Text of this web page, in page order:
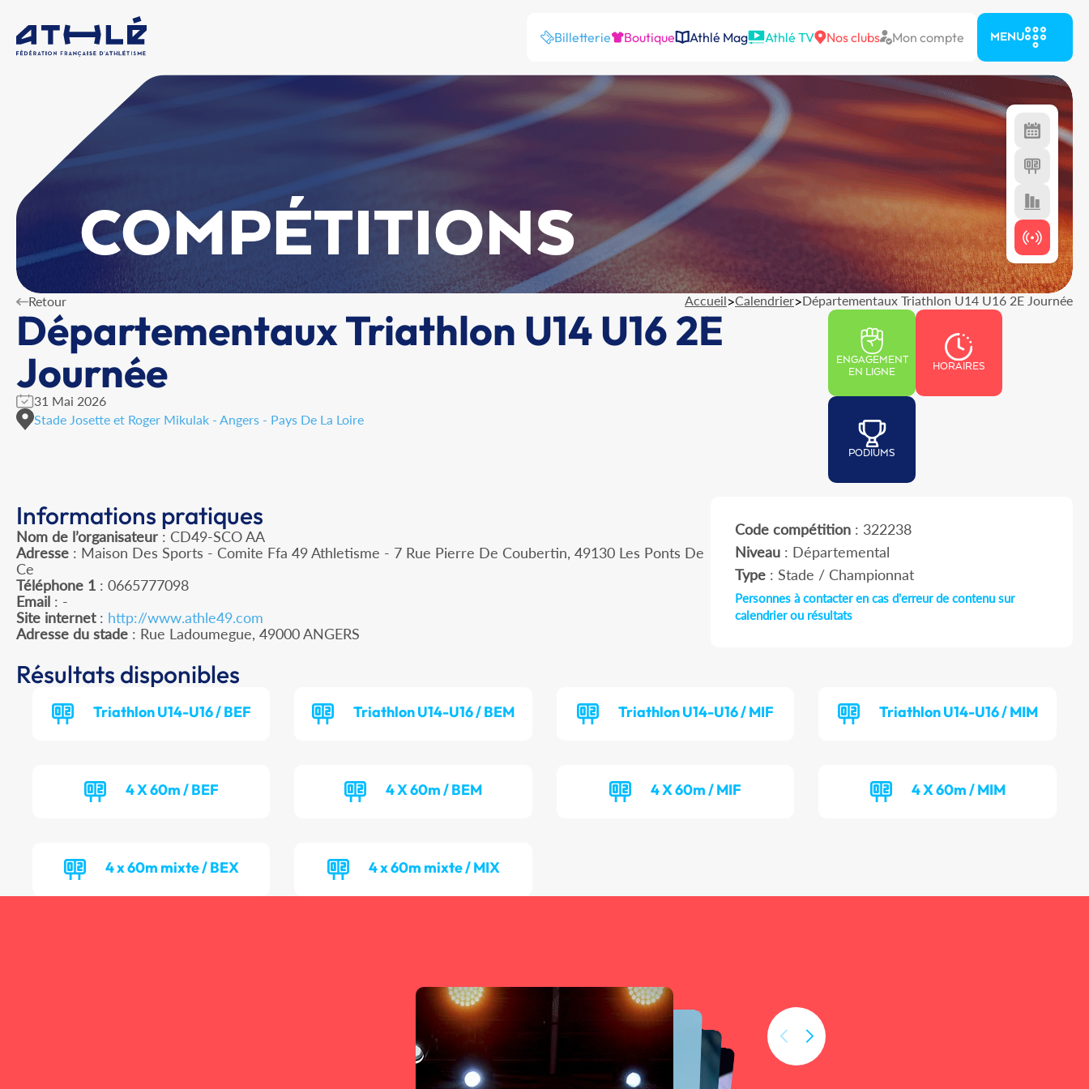
Billetterie Boutique Athlé Mag Athlé TV Nos clubs Mon compte MENU
COMPÉTITIONS
Retour Accueil>Calendrier>Départementaux Triathlon U14 U16 2E Journée
Départementaux Triathlon U14 U16 2E
Journée
31 Mai 2026
Stade Josette et Roger Mikulak - Angers - Pays De La Loire
ENGAGEMENT
EN LIGNE
HORAIRES
PODIUMS
Informations pratiques
Nom de l’organisateur : CD49-SCO AA
Adresse : Maison Des Sports - Comite Ffa 49 Athletisme - 7 Rue Pierre De Coubertin, 49130 Les Ponts De
Ce
Téléphone 1 : 0665777098
Email : -
Site internet: http://www.athle49.com
Adresse du stade : Rue Ladoumegue, 49000 ANGERS
Code compétition : 322238
Niveau : Départemental
Type : Stade / Championnat
Personnes à contacter en cas d'erreur de contenu sur
calendrier ou résultats
Résultats disponibles
Triathlon U14-U16 / BEF Triathlon U14-U16 / BEM Triathlon U14-U16 / MIF Triathlon U14-U16 / MIM
4 X 60m / BEF 4 X 60m / BEM 4 X 60m / MIF 4 X 60m / MIM
4 x 60m mixte / BEX 4 x 60m mixte / MIX